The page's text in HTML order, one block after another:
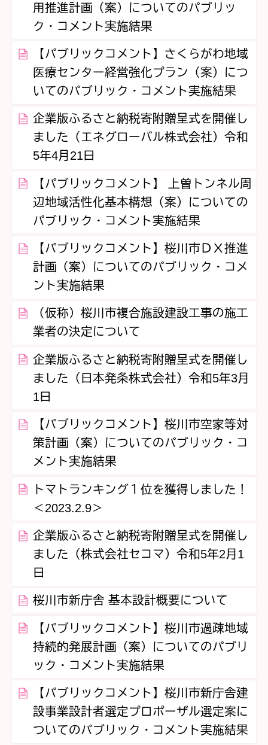
用推進計画（案）についてのパブリッ
ク・コメント実施結果
【パブリックコメント】さくらがわ地域
医療センター経営強化プラン（案）につ
いてのパブリック・コメント実施結果
企業版ふるさと納税寄附贈呈式を開催し
ました（エネグローバル株式会社）令和
5年4月21日
【パブリックコメント】 上曽トンネル周
辺地域活性化基本構想（案）についての
パブリック・コメント実施結果
【パブリックコメント】桜川市ＤＸ推進
計画（案）についてのパブリック・コメ
ント実施結果
（仮称）桜川市複合施設建設工事の施工
業者の決定について
企業版ふるさと納税寄附贈呈式を開催し
ました（日本発条株式会社）令和5年3月
1日
【パブリックコメント】桜川市空家等対
策計画（案）についてのパブリック・コ
メント実施結果
トマトランキング１位を獲得しました！
＜2023.2.9＞
企業版ふるさと納税寄附贈呈式を開催し
ました（株式会社セコマ）令和5年2月1
日
桜川市新庁舎 基本設計概要について
【パブリックコメント】桜川市過疎地域
持続的発展計画（案）についてのパブリ
ック・コメント実施結果
【パブリックコメント】桜川市新庁舎建
設事業設計者選定プロポーザル選定案に
ついてのパブリック・コメント実施結果